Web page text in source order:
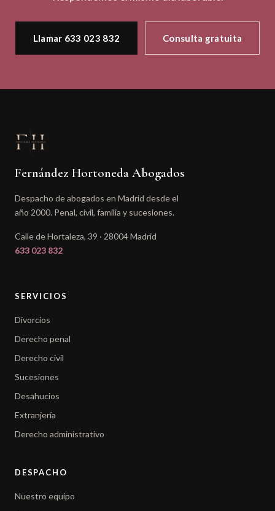
Llamar 633 023 832 Consulta gratuita
Fernández Hortoneda Abogados
Despacho de abogados en Madrid desde el
año 2000. Penal, civil, familia y sucesiones.
Calle de Hortaleza, 39 · 28004 Madrid
633 023 832
SERVICIOS
Divorcios
Derecho penal
Derecho civil
Sucesiones
Desahucios
Extranjería
Derecho administrativo
DESPACHO
Nuestro equipo